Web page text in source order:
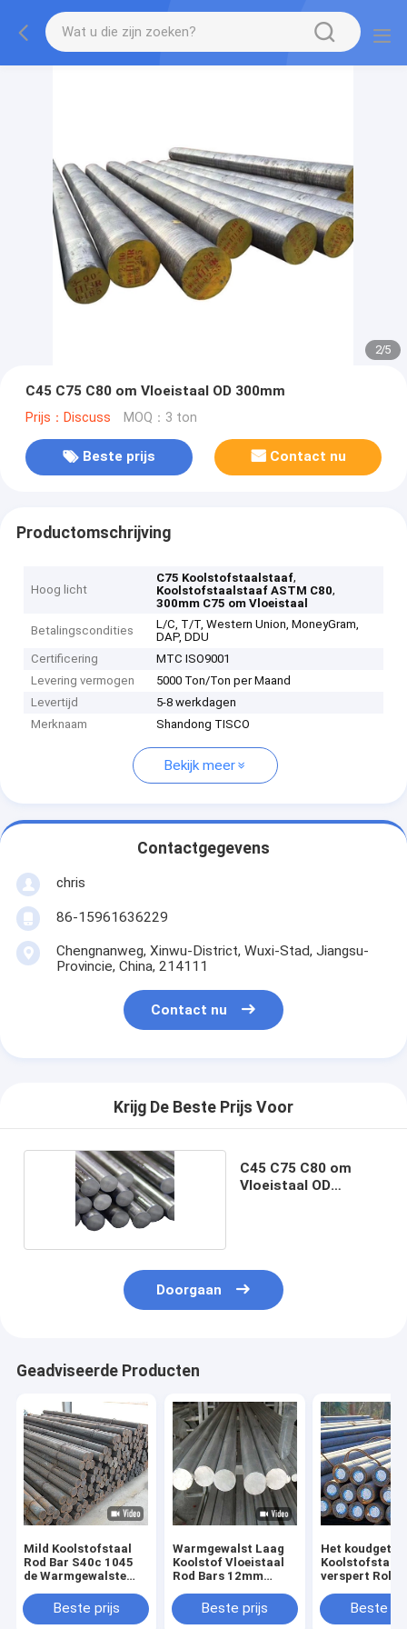
2/5
C45 C75 C80 om Vloeistaal OD 300mm
Prijs：Discuss MOQ：3 ton
Beste prijs Contact nu
Productomschrijving
Hoog licht
C75 Koolstofstaalstaaf,
Koolstofstaalstaaf ASTM C80,
300mm C75 om Vloeistaal
Betalingscondities
L/C, T/T, Western Union, MoneyGram,
DAP, DDU
Certificering
MTC ISO9001
Levering vermogen
5000 Ton/Ton per Maand
Levertijd
5-8 werkdagen
Merknaam
Shandong TISCO
Bekijk meer
Contactgegevens
chris
86-15961636229
Chengnanweg, Xinwu-District, Wuxi-Stad, Jiangsu-
Provincie, China, 214111
Contact nu
Krijg De Beste Prijs Voor
C45 C75 C80 om
Vloeistaal OD
Doorgaan
Geadviseerde Producten
Mild Koolstofstaal
Rod Bar S40c 1045
de Warmgewalste
van A36Beste prijs
Warmgewalst Laag
Koolstof Vloeistaal
Rod Bars 12mm
Sm45cBeste prijs
Het
Koolstofstaal
verspert
A36 C45 1045
Beste